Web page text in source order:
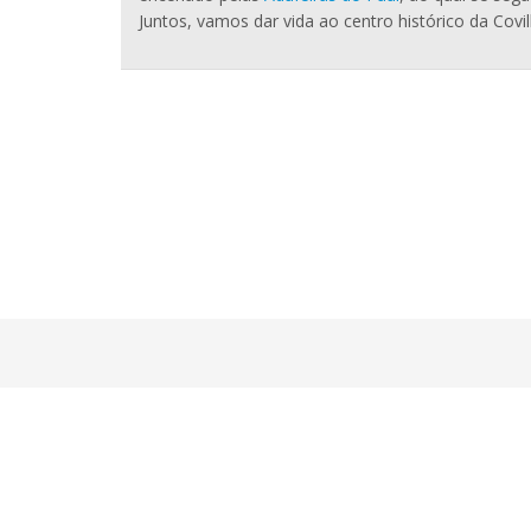
Juntos, vamos dar vida ao centro histórico da